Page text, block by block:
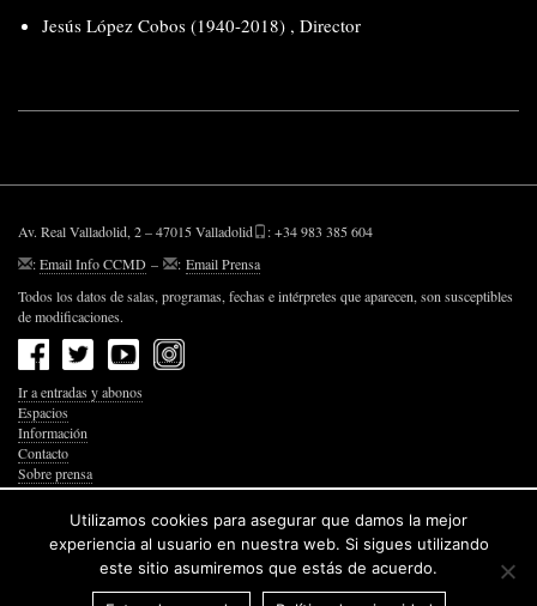
Jesús López Cobos (1940-2018) , Director
Av. Real Valladolid, 2 – 47015 Valladolid
: +34 983 385 604
:Email Info CCMD – : Email Prensa
Todos los datos de salas, programas, fechas e intérpretes que aparecen, son susceptibles
de modificaciones.
Ir a entradas y abonos
Espacios
Información
Contacto
Sobre prensa
Política de Privacidad
Política de Cookies
Accesibilidad Web
Utilizamos cookies para asegurar que damos la mejor
experiencia al usuario en nuestra web. Si sigues utilizando
este sitio asumiremos que estás de acuerdo.